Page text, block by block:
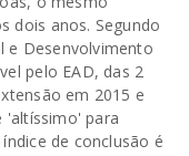
dois anos. Segundo
e Desenvolvimento
pelo EAD, das 2
em 2015 e
'altíssimo' para
de conclusão é